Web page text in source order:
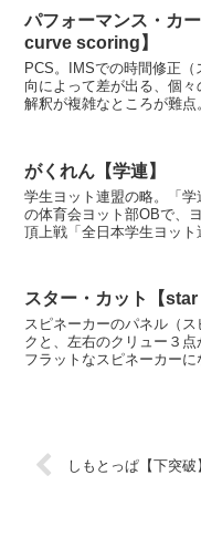
パフォーマンス・カ
curve scoring】
PCS。IMSでの時間修正
向によって差が出る、個々
解釈が複雑なところが難
がくれん【学連】
学生ヨット連盟の略。「
の体育会ヨット部OBで、
頂上戦「全日本学生ヨット
スター・カット【star
スピネーカーのパネル（
クと、左右のクリュー３
フラットなスピネーカーに
しもとっぱ【下突破